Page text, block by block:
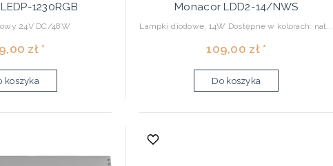
1230RGB
24V DC/48W
zł *
koszyka
Monacor LDD2-14/NWS
Lampki diodowe, 14W Dostępne w kolorach: nat...
109,00 zł *
Do koszyka